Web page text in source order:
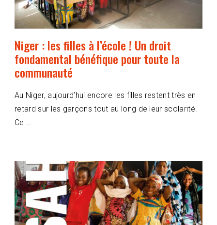
Niger : les filles à l’école ! Un droit
fondamental bénéfique pour toute la
communauté
Au Niger, aujourd’hui encore les filles restent très en
retard sur les garçons tout au long de leur scolarité.
Ce …